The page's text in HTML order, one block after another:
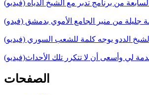
من برنامج تدبر مع الشيخ الدياه (فيديو)
جليلة من منبر الجامع الأموي بدمشق (فيدو)
الددو يوجه كلمة للشعب السوري (فيديو)
لي وأسعى أن لا تتكرر تلك الأحداث(فيديو)
الصفحات